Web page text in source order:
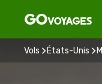
Vols États-Unis